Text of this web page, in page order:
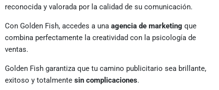
reconocida y valorada por la calidad de su comunicación.
Con Golden Fish, accedes a una agencia de marketing que
combina perfectamente la creatividad con la psicología de
ventas.
Golden Fish garantiza que tu camino publicitario sea brillante,
exitoso y totalmente sin complicaciones.